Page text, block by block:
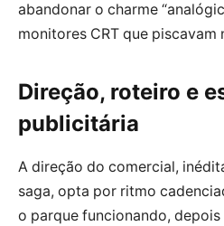
abandonar o charme
monitores CRT que piscavam
Direção, roteiro e
publicitária
A direção do comercial,
saga, opta por ritmo
o parque funcionando,